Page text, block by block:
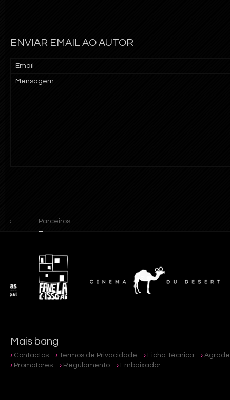
ENVIAR EMAIL AO AUTOR
Email
Mensagem
Parceiros
Mais bang
Contactos Termos de Privacidade Ficha Técnica
Promotores
Regulamento Embaixador